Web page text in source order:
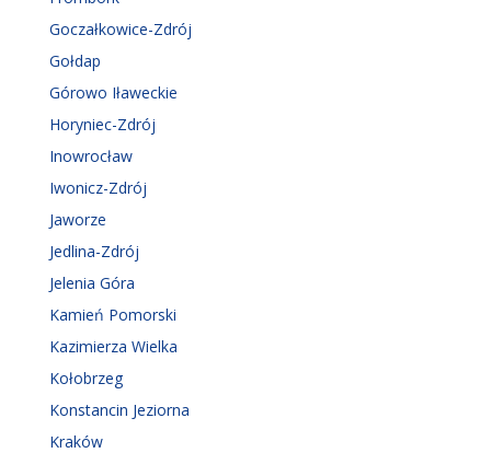
Goczałkowice-Zdrój
Gołdap
Górowo Iławeckie
Horyniec-Zdrój
Inowrocław
Iwonicz-Zdrój
Jaworze
Jedlina-Zdrój
Jelenia Góra
Kamień Pomorski
Kazimierza Wielka
Kołobrzeg
Konstancin Jeziorna
Kraków